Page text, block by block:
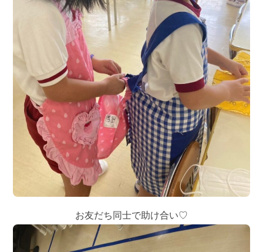
お友だち同士で助け合い♡